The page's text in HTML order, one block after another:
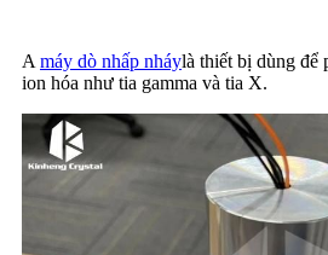
A máy dò nhấp nháylà thiết bị dùng để
ion hóa như tia gamma và tia X.